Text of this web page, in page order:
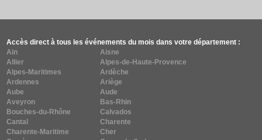
Accès direct à tous les événements du mois dans votre département :
Ain
Aisne
Allier
Alpes-de-Haute-Provence
Alpes-Maritimes
Ardèche
Ardennes
Ariège
Aube
Aude
Aveyron
Bas-Rhin
Bouches-du-Rhône
Calvados
Cantal
Charente
Charente-Maritime
Cher